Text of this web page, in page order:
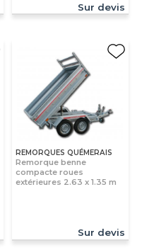
Sur devis
REMORQUES QUÉMERAIS
Remorque benne
compacte roues
extérieures 2.63 x 1.35 m
Sur devis